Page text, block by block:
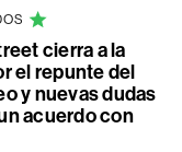
cierra a la
el repunte del
y nuevas dudas
acuerdo con